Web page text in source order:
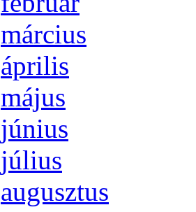
már­ci­us
áp­ri­lis
má­jus
jú­ni­us
jú­li­us
au­gusz­tus